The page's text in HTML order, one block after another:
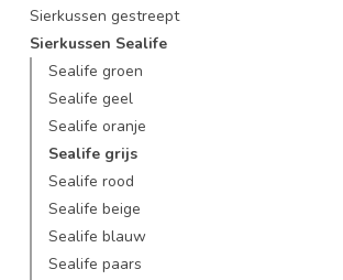
Sierkussen gestreept
Sierkussen Sealife
Sealife groen
Sealife geel
Sealife oranje
Sealife grijs
Sealife rood
Sealife beige
Sealife blauw
Sealife paars